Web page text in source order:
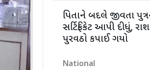
પિતાને બદલે જીવતા
સર્ટિફિકેટ આપી દીધું,
પુરવઠો કપાઈ ગયો
National